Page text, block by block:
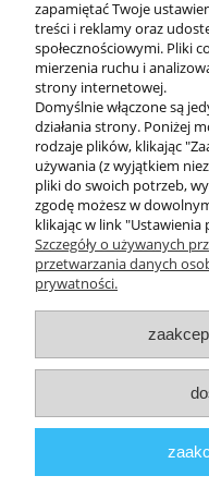
// ul.
zapamiętać Twoje
treści i reklamy oraz
społecznościowymi. Pliki
mierzenia ruchu i
strony internetowej.
Domyślnie włączone są
działania strony. Poniżej
rodzaje plików, klikając
używania (z wyjątkiem
pliki do swoich potrzeb,
zgodę możesz w
klikając w link
Szczegóły o używanych
przetwarzania danych
prywatności.